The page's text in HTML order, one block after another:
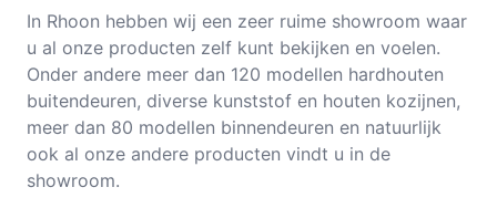
In Rhoon hebben wij een zeer ruime showroom waar
u al onze producten zelf kunt bekijken en voelen.
Onder andere meer dan 120 modellen hardhouten
buitendeuren, diverse kunststof en houten kozijnen,
meer dan 80 modellen binnendeuren en natuurlijk
ook al onze andere producten vindt u in de
showroom.